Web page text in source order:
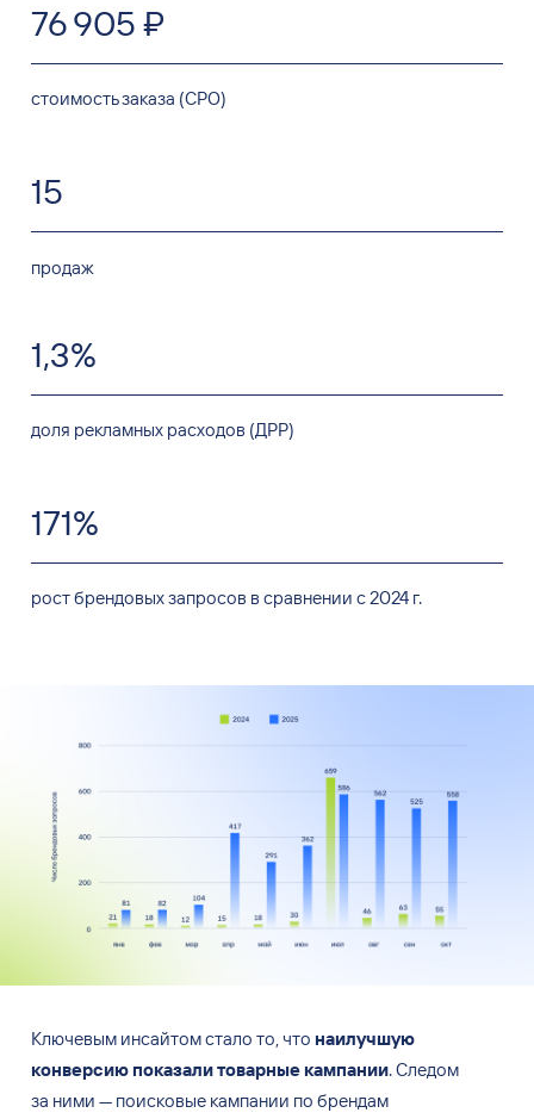
76 905 ₽
стоимость заказа (CPO)
15
продаж
1,3%
доля рекламных расходов (ДРР)
171%
рост брендовых запросов в сравнении с 2024 г.
Ключевым инсайтом стало то, что наилучшую
конверсию показали товарные кампании. Следом
за ними —поисковые кампании по брендам